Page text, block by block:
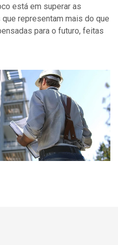
está em superar as
representam mais do que
para o futuro, feitas